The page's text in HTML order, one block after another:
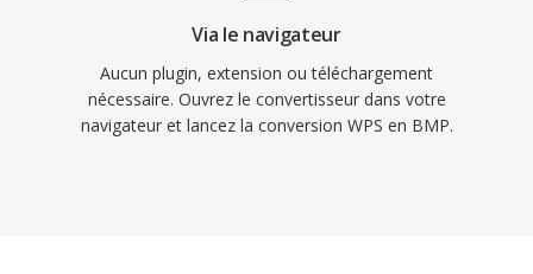
Via le navigateur
Aucun plugin, extension ou téléchargement
nécessaire. Ouvrez le convertisseur dans votre
navigateur et lancez la conversion WPS en BMP.